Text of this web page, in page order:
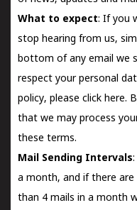
What to expect: If you
stop hearing from us,
bottom of any email we
respect your personal
policy, please click here.
that we may process
these terms.
Mail Sending Intervals
a month, and if there are
than 4 mails in a month